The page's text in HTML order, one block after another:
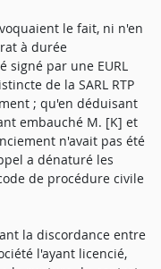
le fait, ni n'en
à durée
par une EURL
de la SARL RTP
; qu'en déduisant
embauché M. [K] et
n'avait pas été
a dénaturé les
de procédure civile
la discordance entre
l'ayant licencié,